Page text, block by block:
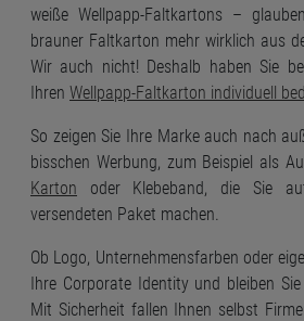
weiße Wellpapp-Faltkartons –
brauner Faltkarton mehr wirklich aus
Wir auch nicht! Deshalb haben Sie
Ihren Wellpapp-Faltkarton individuell
So zeigen Sie Ihre Marke auch nach
bisschen Werbung, zum Beispiel als
Karton oder Klebeband, die Sie
versendeten Paket machen.
Ob Logo, Unternehmensfarben oder
Ihre Corporate Identity und bleiben
Mit Sicherheit fallen Ihnen selbst